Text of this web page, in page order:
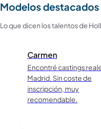
Modelos destacados
Lo que dicen los talentos de
Carmen
Encontré castings
Madrid. Sin coste de
inscripción, muy
recomendable.